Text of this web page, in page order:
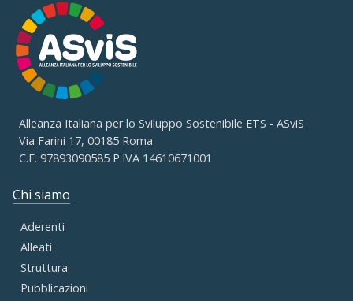
Alleanza Italiana per lo Sviluppo Sostenibile ETS - ASviS
Via Farini 17, 00185 Roma
C.F. 97893090585 P.IVA 14610671001
Chi siamo
Aderenti
Alleati
Struttura
Pubblicazioni